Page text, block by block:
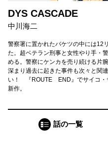
DYS CASCADE
中川海二
警察署に置かれたバケツの中には12
た。超ベテラン刑事と女性やり手・
める。警察にケンカを売り続ける片
深まり過去に起きた事件も次々と
い！ 『ROUTE END』でサイコ・
新作。
話の一覧